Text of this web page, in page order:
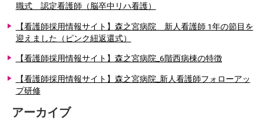
職式 認定看護師（脳卒中リハ看護）
【看護師採用情報サイト】森之宮病院 新人看護師 1年の節目を
迎えました（ピンク紐返還式）
【看護師採用情報サイト】森之宮病院_6階西病棟の特徴
【看護師採用情報サイト】森之宮病院_新人看護師フォローアッ
プ研修
アーカイブ